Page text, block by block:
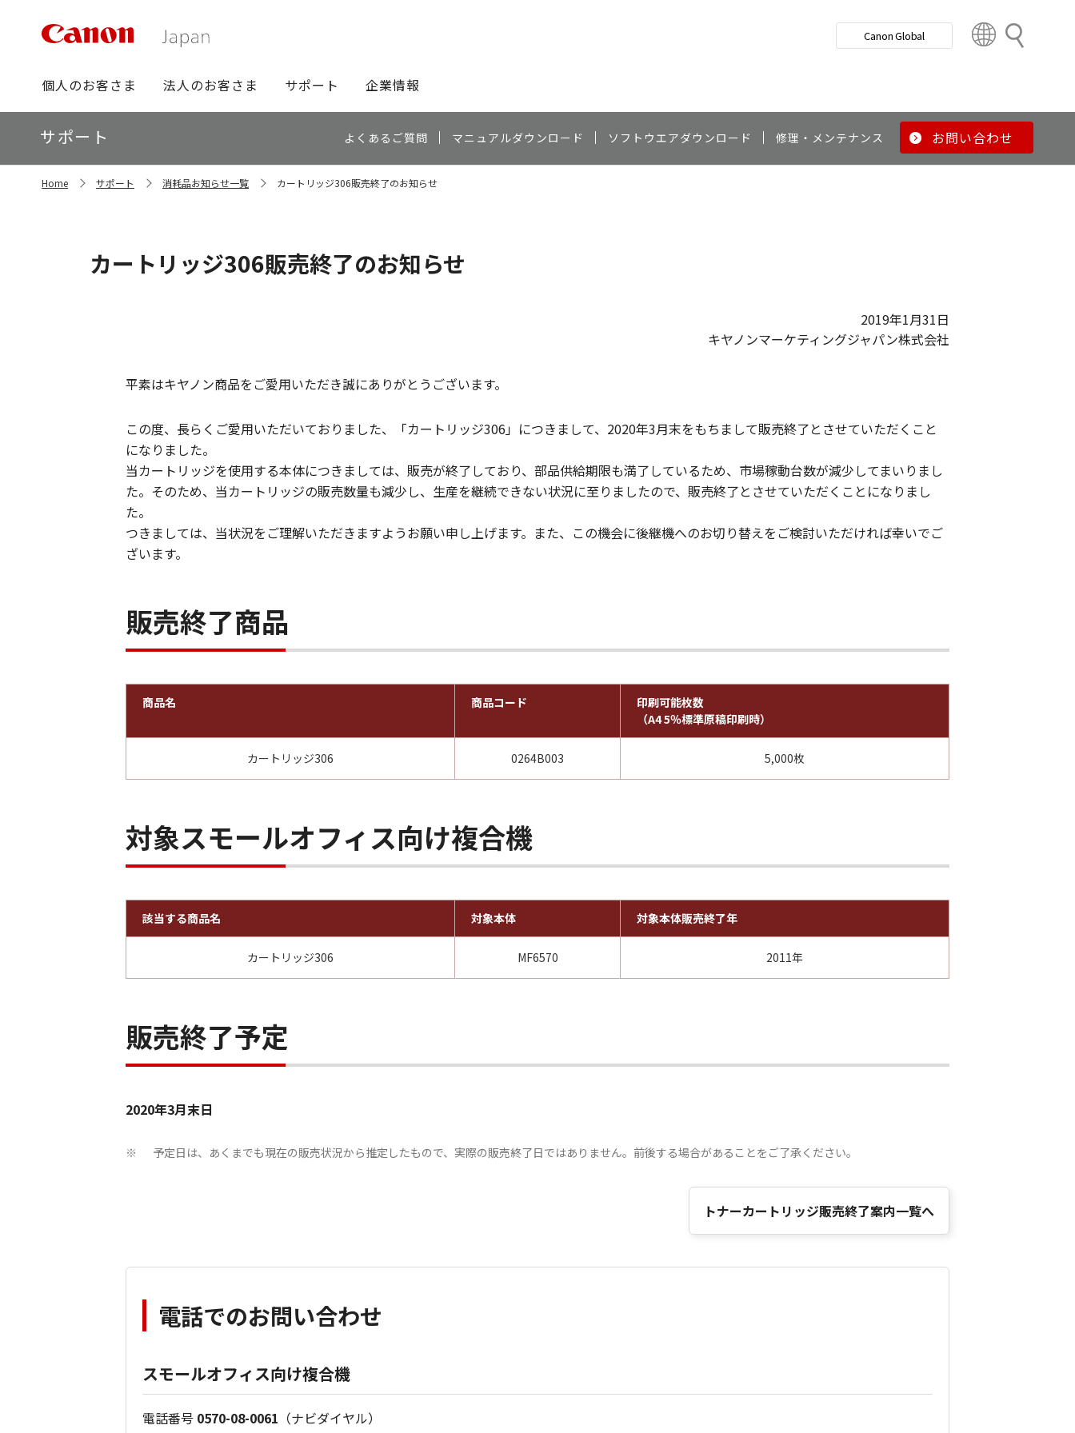
検
グ
ロ
ー
バ
ビ
個人のお客さま 法人のお客さま サポート 企業情報
Canon Global
t
y
ロ
ー
カ
ル
サポート よくあるご質問 マニュアルダウンロード ソフトウエアダウンロード 修理・メンテナンス お問い合わせ
Home サポート 消耗品お知らせ一覧 カートリッジ306販売終了のお知らせ
カートリッジ306販売終了のお知らせ
2019年1月31日
キヤノンマーケティングジャパン株式会社
平素はキヤノン商品をご愛用いただき誠にありがとうございます。
この度、長らくご愛用いただいておりました、「カートリッジ306」につきまして、2020年3月末をもちまして販売終了とさせていただくこと
になりました。
当カートリッジを使用する本体につきましては、販売が終了しており、部品供給期限も満了しているため、市場稼動台数が減少してまいりまし
た。そのため、当カートリッジの販売数量も減少し、生産を継続できない状況に至りましたので、販売終了とさせていただくことになりまし
た。
つきましては、当状況をご理解いただきますようお願い申し上げます。また、この機会に後継機へのお切り替えをご検討いただければ幸いでご
ざいます。
販売終了商品
商品名 商品コード
印刷可能枚数
（A4 5％標準原稿印刷時）
カートリッジ306 0264B003 5,000枚
対象スモールオフィス向け複合機
該当する商品名 対象本体 対象本体販売終了年
カートリッジ306 MF6570 2011年
販売終了予定
2020年3月末日
※ 予定日は、あくまでも現在の販売状況から推定したもので、実際の販売終了日ではありません。前後する場合があることをご了承ください。
トナーカートリッジ販売終了案内一覧へ
電話でのお問い合わせ
スモールオフィス向け複合機
電話番号 0570-08-0061 （ナビダイヤル）